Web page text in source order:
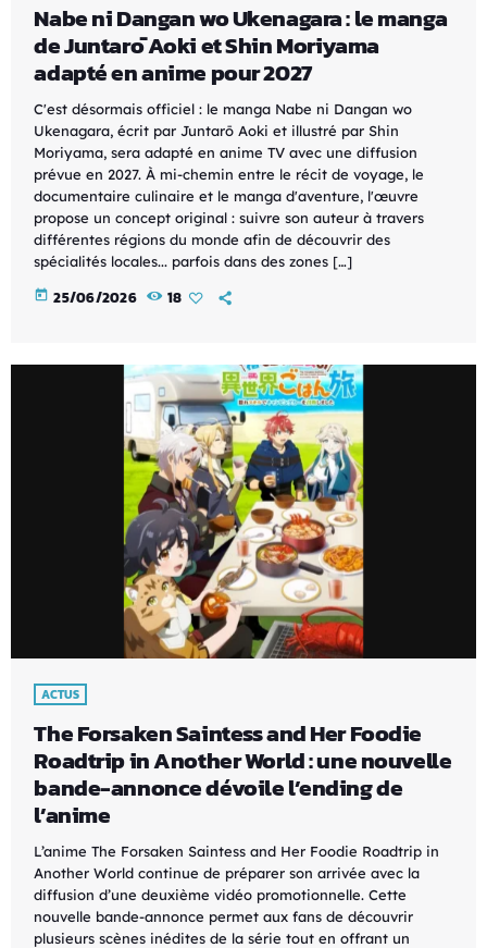
Nabe ni Dangan wo Ukenagara : le manga
de Juntarō Aoki et Shin Moriyama
adapté en anime pour 2027
C'est désormais officiel : le manga Nabe ni Dangan wo
Ukenagara, écrit par Juntarō Aoki et illustré par Shin
Moriyama, sera adapté en anime TV avec une diffusion
prévue en 2027. À mi-chemin entre le récit de voyage, le
documentaire culinaire et le manga d'aventure, l'œuvre
propose un concept original : suivre son auteur à travers
différentes régions du monde afin de découvrir des
spécialités locales... parfois dans des zones […]
today 25/06/2026 18
ACTUS
The Forsaken Saintess and Her Foodie
Roadtrip in Another World : une nouvelle
bande-annonce dévoile l’ending de
l’anime
L’anime The Forsaken Saintess and Her Foodie Roadtrip in
Another World continue de préparer son arrivée avec la
diffusion d’une deuxième vidéo promotionnelle. Cette
nouvelle bande-annonce permet aux fans de découvrir
plusieurs scènes inédites de la série tout en offrant un